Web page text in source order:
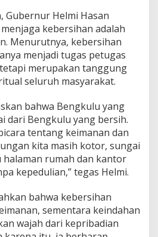
Gubernur Helmi Hasan
kebersihan adalah
Menurutnya, kebersihan
menjadi tugas petugas
merupakan tanggung
seluruh masyarakat.
bahwa Bengkulu yang
dari Bengkulu yang bersih.
tentang keimanan dan
kita masih kotor, sungai
halaman rumah dan kantor
kepedulian,” tegas Helmi.
bahwa kebersihan
sementara keindahan
wajah dari kepribadian